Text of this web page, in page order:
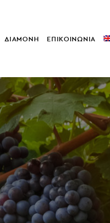
ΔΙΑΜΟΝΗ ΕΠΙΚΟΙΝΩΝΙΑ